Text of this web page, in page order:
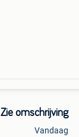
Zie omschrijving
Vandaag